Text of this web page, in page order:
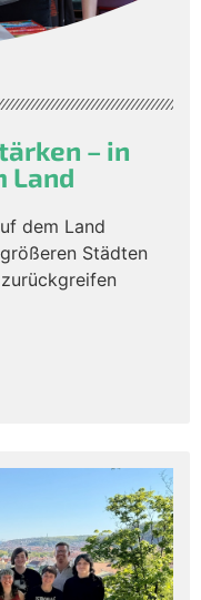
– in
Land
dem Land
Städten